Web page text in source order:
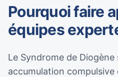
Pourquoi faire
équipes
Le Syndrome de
accumulation